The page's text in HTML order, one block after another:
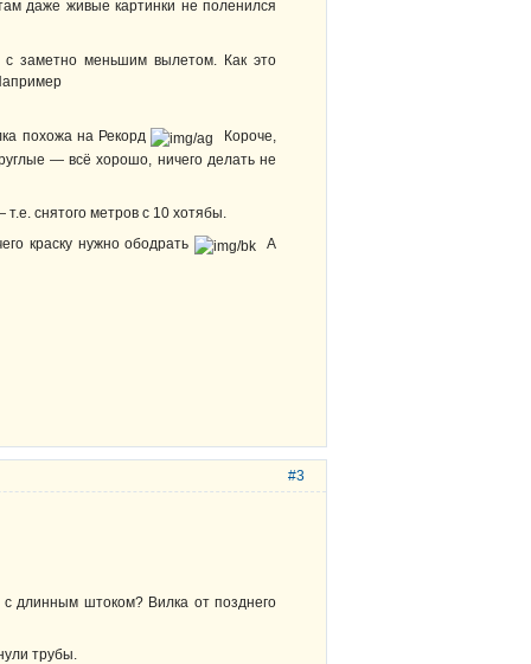
даже живые картинки не поленился
с заметно меньшим вылетом. Как это
похожа на Рекорд
Короче,
— всё хорошо, ничего делать не
снятого метров с 10 хотябы.
краску нужно ободрать
А
#3
длинным штоком? Вилка от позднего
трубы.